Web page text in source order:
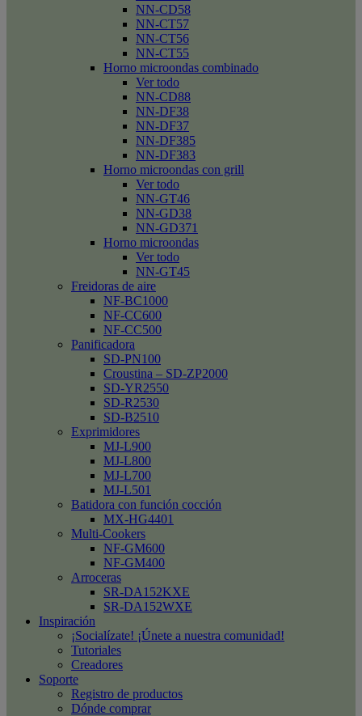
NN-CD58
NN-CT57
NN-CT56
NN-CT55
Horno microondas combinado
Ver todo
NN-CD88
NN-DF38
NN-DF37
NN-DF385
NN-DF383
Horno microondas con grill
Ver todo
NN-GT46
NN-GD38
NN-GD371
Horno microondas
Ver todo
NN-GT45
Freidoras de aire
NF-BC1000
NF-CC600
NF-CC500
Panificadora
SD-PN100
Croustina – SD-ZP2000
SD-YR2550
SD-R2530
SD-B2510
Exprimidores
MJ-L900
MJ-L800
MJ-L700
MJ-L501
Batidora con función cocción
MX-HG4401
Multi-Cookers
NF-GM600
NF-GM400
Arroceras
SR-DA152KXE
SR-DA152WXE
Inspiración
¡Socialízate! ¡Únete a nuestra comunidad!
Tutoriales
Creadores
Soporte
Registro de productos
Dónde comprar